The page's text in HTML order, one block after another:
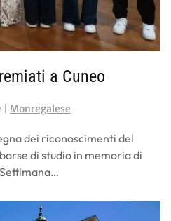
a Cuneo
Monregalese
dei riconoscimenti del
di studio in memoria di